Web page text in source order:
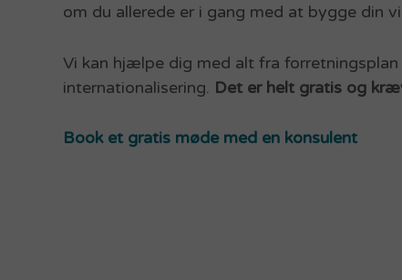
om du allerede er i gang med at bygge din
Vi kan hjælpe dig med alt fra
internationalisering. Det er helt gratis og
Book et gratis møde med en konsulent